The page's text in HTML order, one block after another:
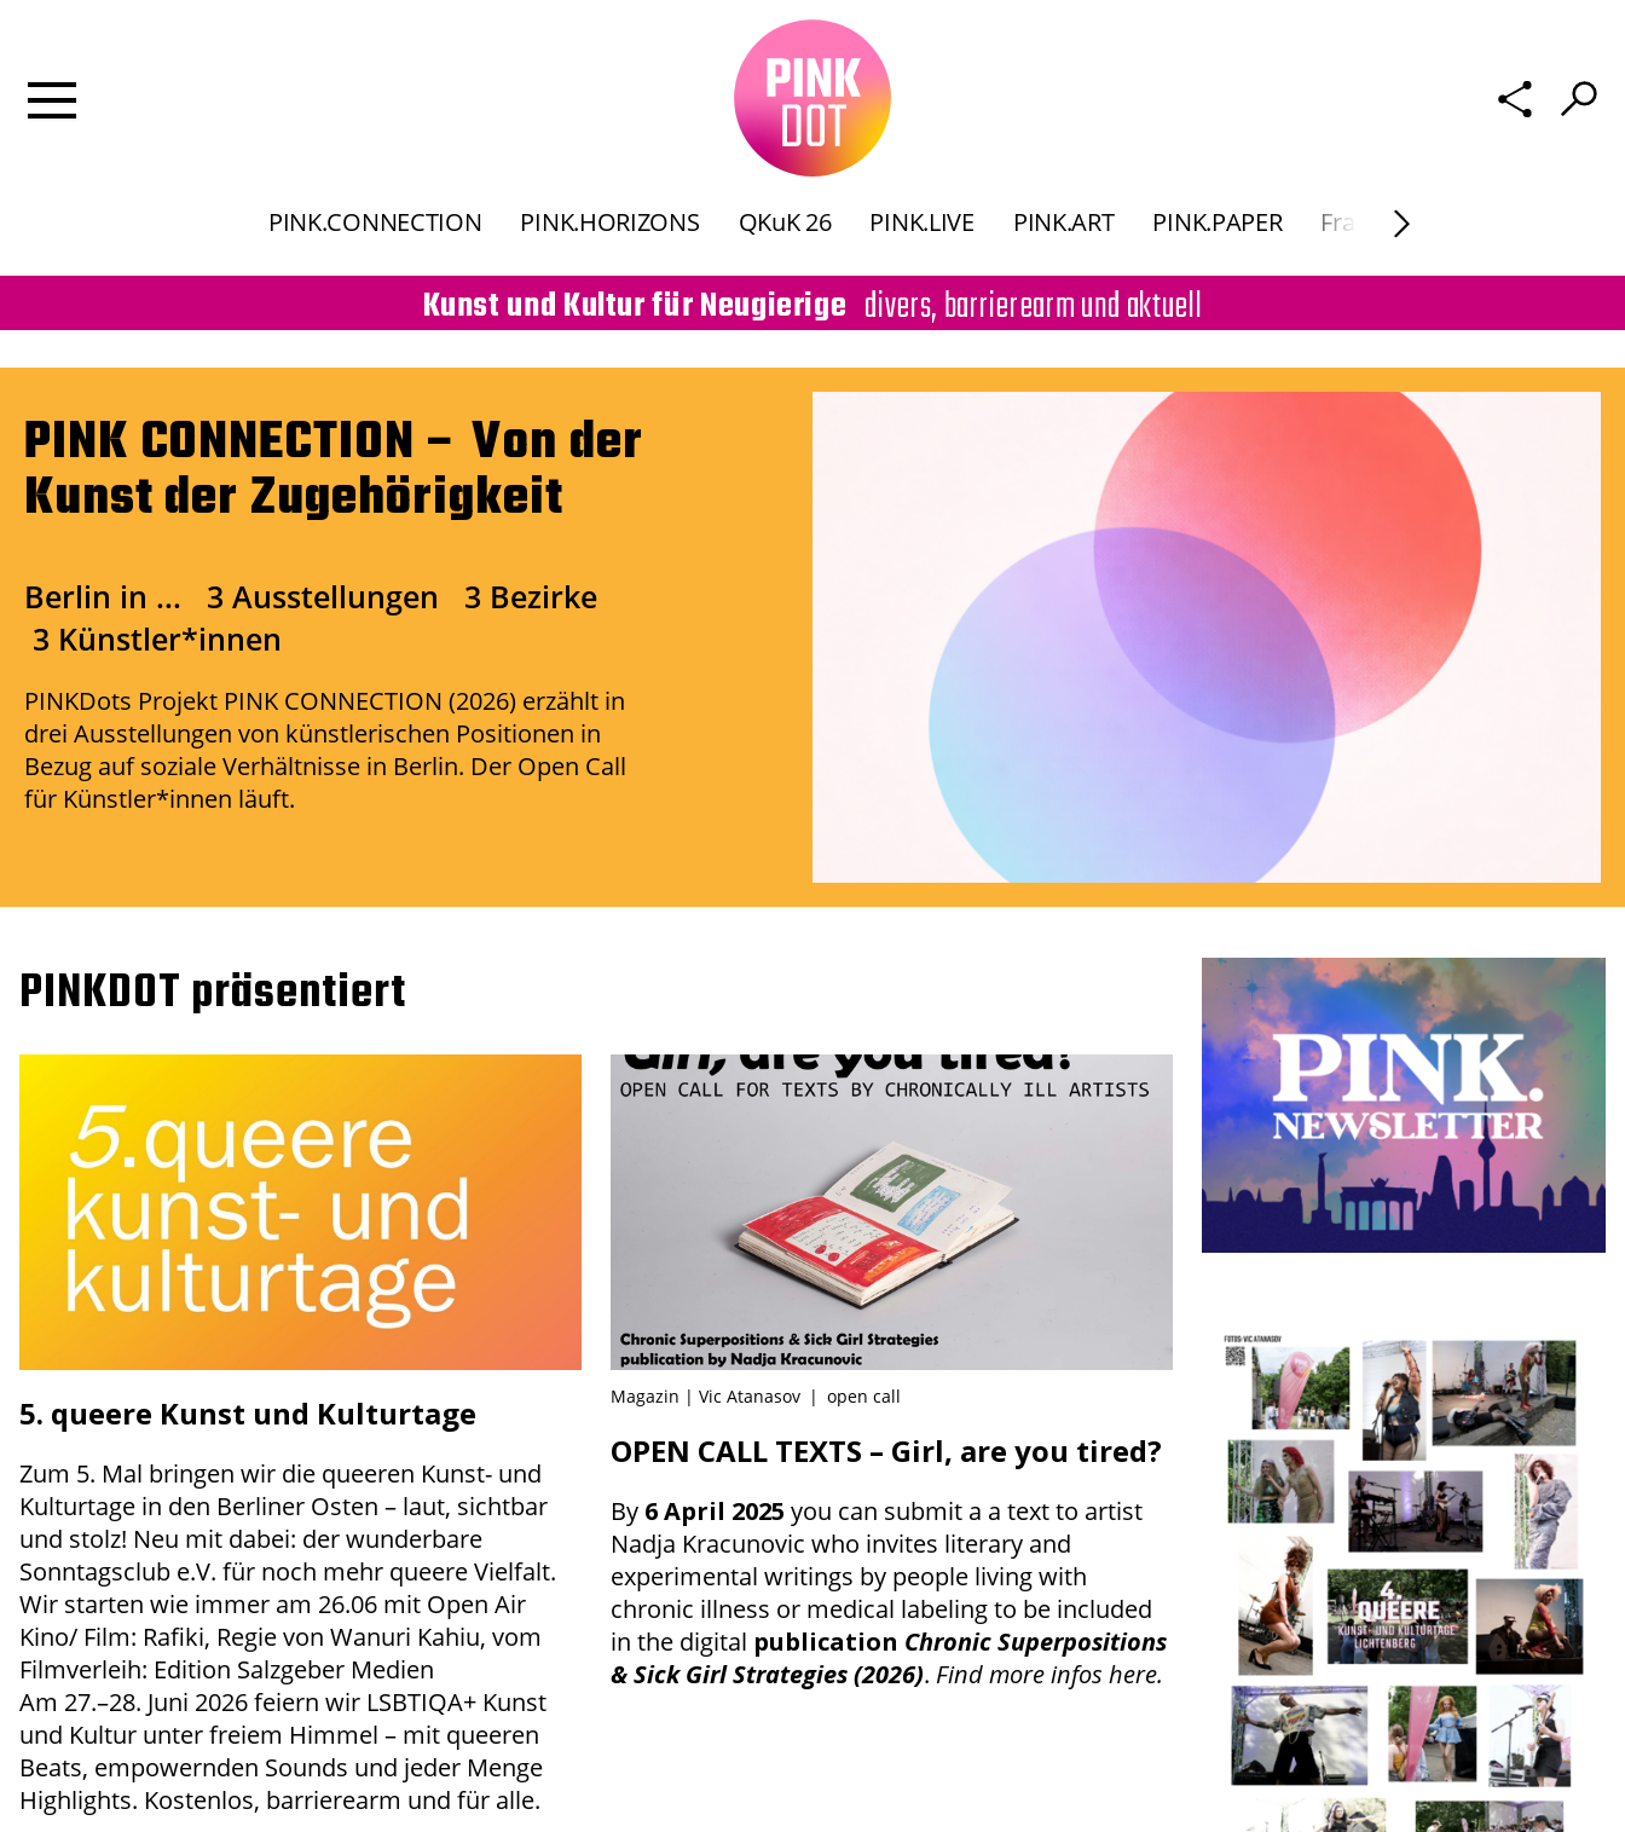
PINK.CONNECTION PINK.HORIZONS QKuK 26 PINK.LIVE PINK.ART PINK.PAPER Frau Macht. Kunst
Kunst und Kultur für Neugierige divers, barrierearm und aktuell
PINK CONNECTION – Von der
Kunst der Zugehörigkeit
Berlin in ... 3 Ausstellungen 3 Bezirke
3 Künstler*innen
PINKDots Projekt PINK CONNECTION (2026) erzählt in
drei Ausstellungen von künstlerischen Positionen in
Bezug auf soziale Verhältnisse in Berlin. Der Open Call
für Künstler*innen läuft.
PINKDOT präsentiert
5. queere Kunst und Kulturtage
Zum 5. Mal bringen wir die queeren Kunst- und
Kulturtage in den Berliner Osten – laut, sichtbar
und stolz! Neu mit dabei: der wunderbare
Sonntagsclub e.V. für noch mehr queere Vielfalt.
Wir starten wie immer am 26.06 mit Open Air
Kino/ Film: Rafiki, Regie von Wanuri Kahiu, vom
Filmverleih: Edition Salzgeber Medien
Am 27.–28. Juni 2026 feiern wir LSBTIQA+ Kunst
und Kultur unter freiem Himmel – mit queeren
Beats, empowernden Sounds und jeder Menge
Highlights. Kostenlos, barrierearm und für alle.
Magazin | Vic Atanasov | open call
OPEN CALL TEXTS – Girl, are you tired?
By 6 April 2025 you can submit a a text to artist
Nadja Kracunovic who invites literary and
experimental writings by people living with
chronic illness or medical labeling to be included
in the digital publication Chronic Superpositions
& Sick Girl Strategies (2026). Find more infos here.